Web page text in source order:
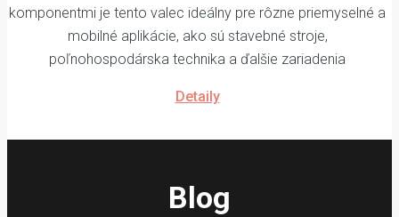
komponentmi je tento valec ideálny pre rôzne priemyselné a
mobilné aplikácie, ako sú stavebné stroje,
poľnohospodárska technika a ďalšie zariadenia
Detaily
Blog